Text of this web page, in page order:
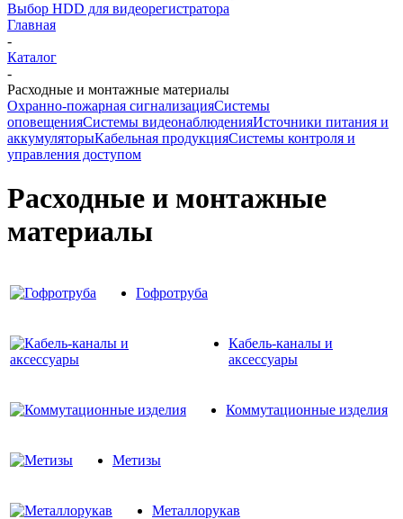
Выбор HDD для видеорегистратора
Главная
-
Каталог
-
Расходные и монтажные материалы
Охранно-пожарная сигнализацияСистемы
оповещенияСистемы видеонаблюденияИсточники питания и
аккумуляторыКабельная продукцияСистемы контроля и
управления доступом
Расходные и монтажные
материалы
Гофротруба
Кабель-каналы и
аксессуары
Коммутационные изделия
Метизы
Металлорукав